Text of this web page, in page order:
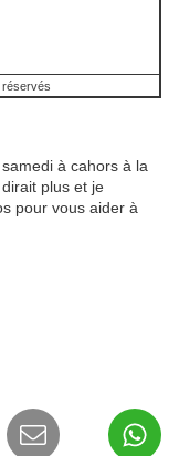
à cahors à la
plus et je
pour vous aider à